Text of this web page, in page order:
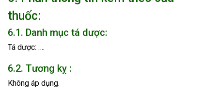
thuốc:
6.1. Danh mục tá dược:
Tá dược: ….
6.2. Tương kỵ :
Không áp dụng.